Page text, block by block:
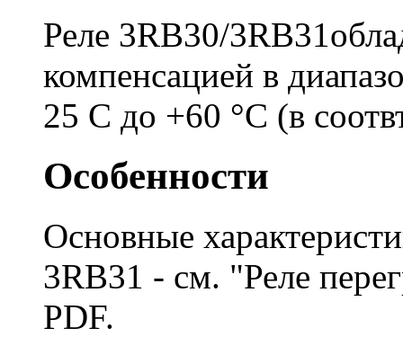
Реле 3RB30/
компенсацией в
25 C до +60 °C (в
Особенности
Основные
3RB31 - см. "Реле
PDF.